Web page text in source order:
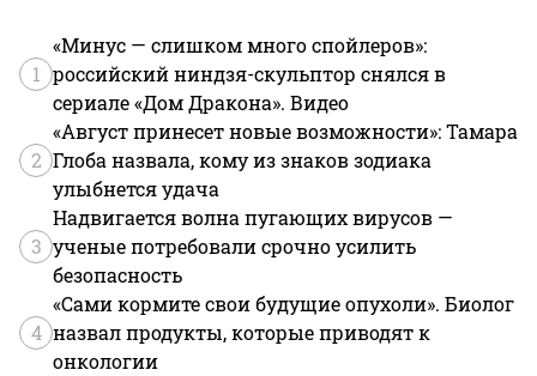
1
«Минус — слишком много спойлеров»:
российский ниндзя-скульптор снялся в
сериале «Дом Дракона». Видео
2
«Август принесет новые возможности»: Тамара
Глоба назвала, кому из знаков зодиака
улыбнется удача
3
Надвигается волна пугающих вирусов —
ученые потребовали срочно усилить
безопасность
4
«Сами кормите свои будущие опухоли». Биолог
назвал продукты, которые приводят к
онкологии